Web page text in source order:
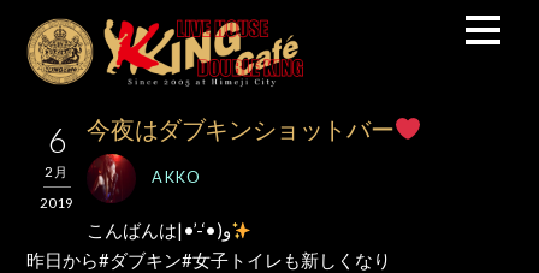
6
2月
2019
今夜はダブキンショットバー
AKKO
こんばんは‎|•’-‘•)و
昨日から#ダブキン#女子トイレも新しくなり